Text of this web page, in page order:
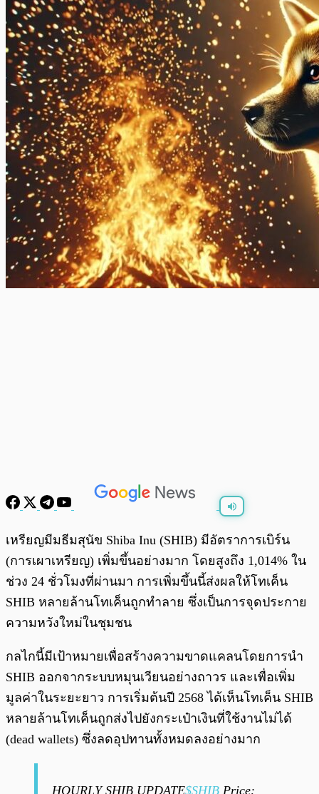
พร้อมเล่น /0:00
เหรียญมีมธีมสุนัข Shiba Inu (SHIB) มีอัตราการเบิร์น
(การเผาเหรียญ) เพิ่มขึ้นอย่างมาก โดยสูงถึง 1,014% ใน
ช่วง 24 ชั่วโมงที่ผ่านมา การเพิ่มขึ้นนี้ส่งผลให้โทเค็น
SHIB หลายล้านโทเค็นถูกทำลาย ซึ่งเป็นการจุดประกาย
ความหวังใหม่ในชุมชน
กลไกนี้มีเป้าหมายเพื่อสร้างความขาดแคลนโดยการนำ
SHIB ออกจากระบบหมุนเวียนอย่างถาวร และเพื่อเพิ่ม
มูลค่าในระยะยาว การเริ่มต้นปี 2568 ได้เห็นโทเค็น SHIB
หลายล้านโทเค็นถูกส่งไปยังกระเป๋าเงินที่ใช้งานไม่ได้
(dead wallets) ซึ่งลดอุปทานทั้งหมดลงอย่างมาก
HOURLY SHIB UPDATE$SHIB Price: